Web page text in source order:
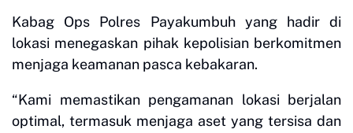
Kabag Ops Polres Payakumbuh yang hadir di
lokasi menegaskan pihak kepolisian berkomitmen
menjaga keamanan pasca kebakaran.
“Kami memastikan pengamanan lokasi berjalan
optimal, termasuk menjaga aset yang tersisa dan